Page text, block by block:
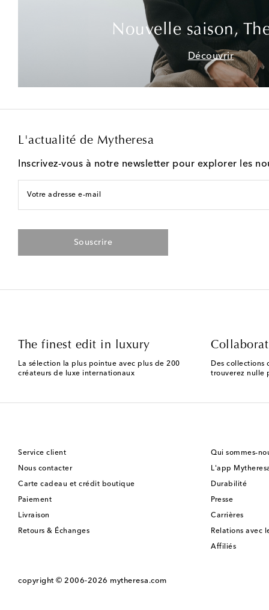
Nouvelle saison,
Découvrir
L'actualité de Mytheresa
Inscrivez-vous à notre newsletter pour explorer les
Votre adresse e-mail
Souscrire
The finest edit in luxury
La sélection la plus pointue avec plus de 200
créateurs de luxe internationaux
Des collections
trouverez nulle
Service client
Nous contacter
Carte cadeau et crédit boutique
Paiement
Livraison
Retours & Échanges
Qui sommes-
L'app
Durabilité
Presse
Carrières
Relations avec
Affiliés
copyright © 2006-2026 mytheresa.com